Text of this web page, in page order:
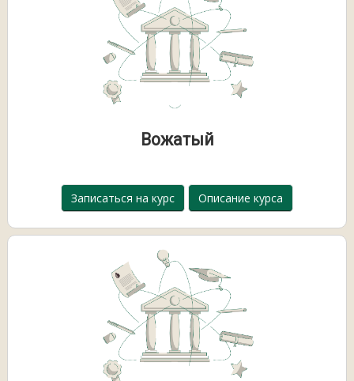
Вожатый
Записаться на курс Описание курса